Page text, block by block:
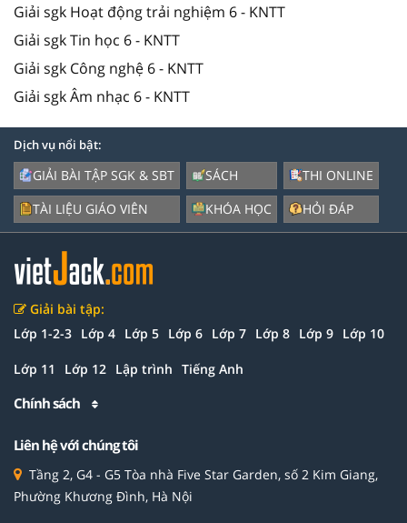
Giải sgk Hoạt động trải nghiệm 6 - KNTT
Giải sgk Tin học 6 - KNTT
Giải sgk Công nghệ 6 - KNTT
Giải sgk Âm nhạc 6 - KNTT
Dịch vụ nổi bật:
GIẢI BÀI TẬP SGK & SBT
TÀI LIỆU GIÁO VIÊN
SÁCH
KHÓA HỌC
THI ONLINE
HỎI ĐÁP
Giải bài tập:
Lớp 1-2-3 Lớp 4 Lớp 5 Lớp 6 Lớp 7 Lớp 8 Lớp 9 Lớp 10
Lớp 11 Lớp 12 Lập trình Tiếng Anh
Chính sách
Liên hệ với chúng tôi
Tầng 2, G4 - G5 Tòa nhà Five Star Garden, số 2 Kim Giang,
Phường Khương Đình, Hà Nội